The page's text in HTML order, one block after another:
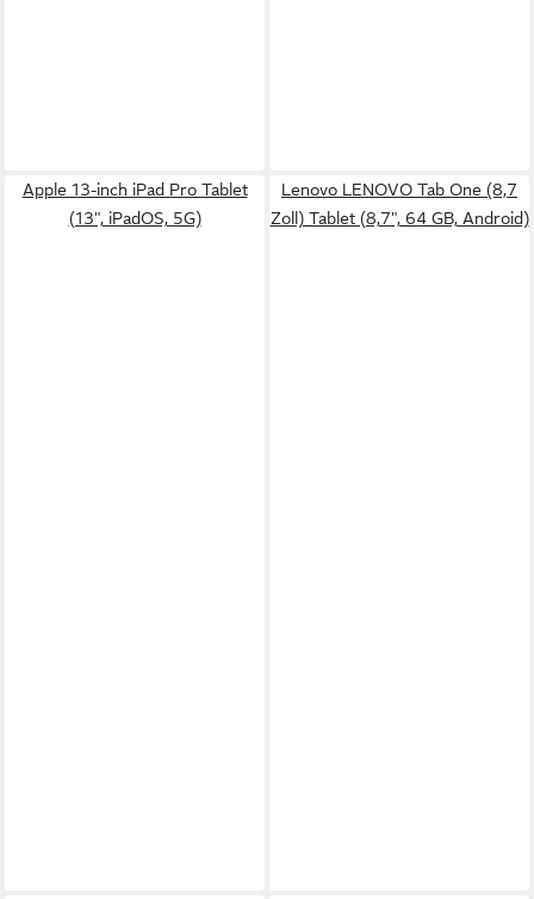
Apple 13-inch iPad Pro Tablet
(13", iPadOS, 5G)
Lenovo LENOVO Tab One (8,7
Zoll) Tablet (8,7", 64 GB, Android)